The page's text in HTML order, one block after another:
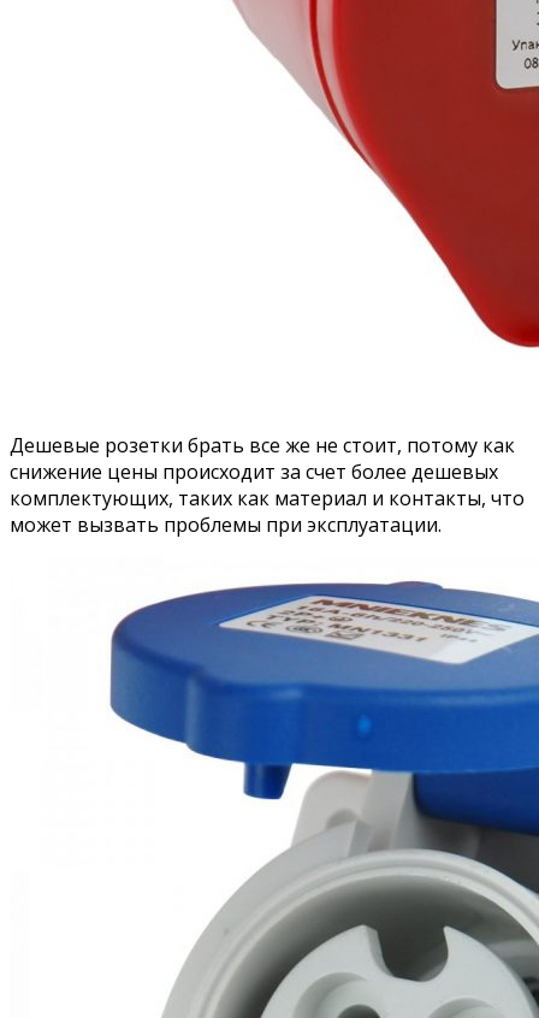
Дешевые розетки брать все же не стоит, потому как
снижение цены происходит за счет более дешевых
комплектующих, таких как материал и контакты, что
может вызвать проблемы при эксплуатации.